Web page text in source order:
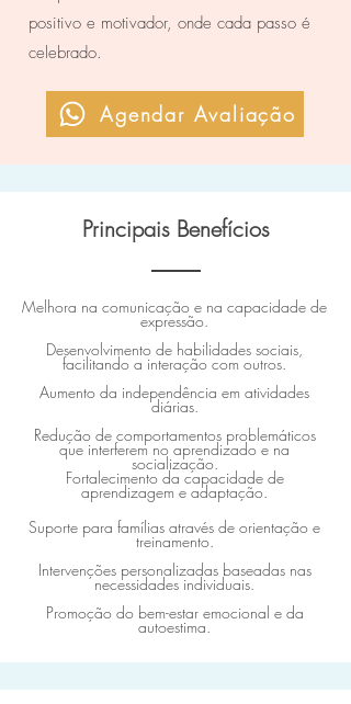
positivo e motivador, onde cada passo é
celebrado.
Agendar Avaliação
Principais Benefícios
Melhora na comunicação e na capacidade de
expressão.
Desenvolvimento de habilidades sociais,
facilitando a interação com outros.
Aumento da independência em atividades
diárias.
Redução de comportamentos problemáticos
que interferem no aprendizado e na
socialização.
Fortalecimento da capacidade de
aprendizagem e adaptação.
Suporte para famílias através de orientação e
treinamento.
Intervenções personalizadas baseadas nas
necessidades individuais.
Promoção do bem-estar emocional e da
autoestima.